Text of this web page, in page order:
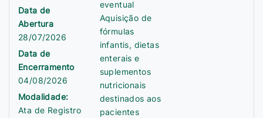
Data de
Abertura
28/07/2026
Data de
Encerramento
04/08/2026
Modalidade:
Ata de Registro
eventual
Aquisição de
fórmulas
infantis, dietas
enterais e
suplementos
nutricionais
destinados aos
pacientes